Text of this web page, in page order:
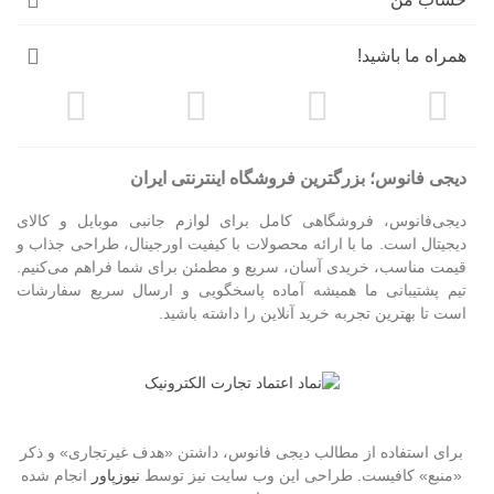
هستید، همین حالا خرید خود را انجام دهید و از تجربه کاربری بی‌نظیر
اصالت و قیمت مناسب ارائه می‌شوند تا خیال شما از هر لحاظ راحت
با مجموعه ما، دیگر نگران خط و خش، ضربه و آسیب به گوشی یا لنز
خواهید داشت و گوشی شما همواره در بهترین حالت ممکن خواهد بود.
همراه ما باشید!
دیجی فانوس؛ بزرگترین فروشگاه اینترنتی ایران
دیجی‌فانوس، فروشگاهی کامل برای لوازم جانبی موبایل و کالای
دیجیتال است. ما با ارائه محصولات با کیفیت اورجینال، طراحی جذاب و
قیمت مناسب، خریدی آسان، سریع و مطمئن برای شما فراهم می‌کنیم.
تیم پشتیبانی ما همیشه آماده پاسخگویی و ارسال سریع سفارشات
است تا بهترین تجربه خرید آنلاین را داشته باشید.
برای استفاده از مطالب دیجی فانوس، داشتن «هدف غیرتجاری» و ذکر
«منبع» کافیست. طراحی این وب سایت نیز توسط نیوزپاور انجام شده